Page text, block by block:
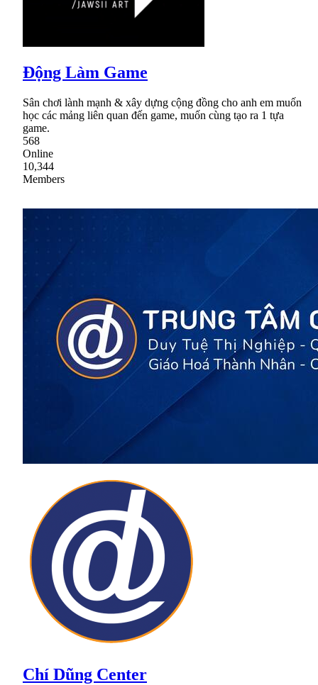
Động Làm Game
Sân chơi lành mạnh & xây dựng cộng đồng cho anh em muốn
học các mảng liên quan đến game, muốn cùng tạo ra 1 tựa
game.
568
Online
10,344
Members
Chí Dũng Center